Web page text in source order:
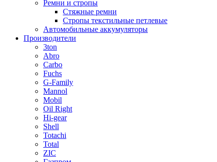
Ремни и стропы
Стяжные ремни
Стропы текстильные петлевые
Автомобильные аккумуляторы
Производители
3ton
Abro
Carbo
Fuchs
G-Family
Mannol
Mobil
Oil Right
Hi-gear
Shell
Totachi
Total
ZIC